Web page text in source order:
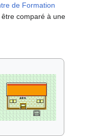
de Formation
comparé à une